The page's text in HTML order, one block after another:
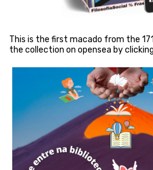
This is the first macado from the
the collection on opensea by